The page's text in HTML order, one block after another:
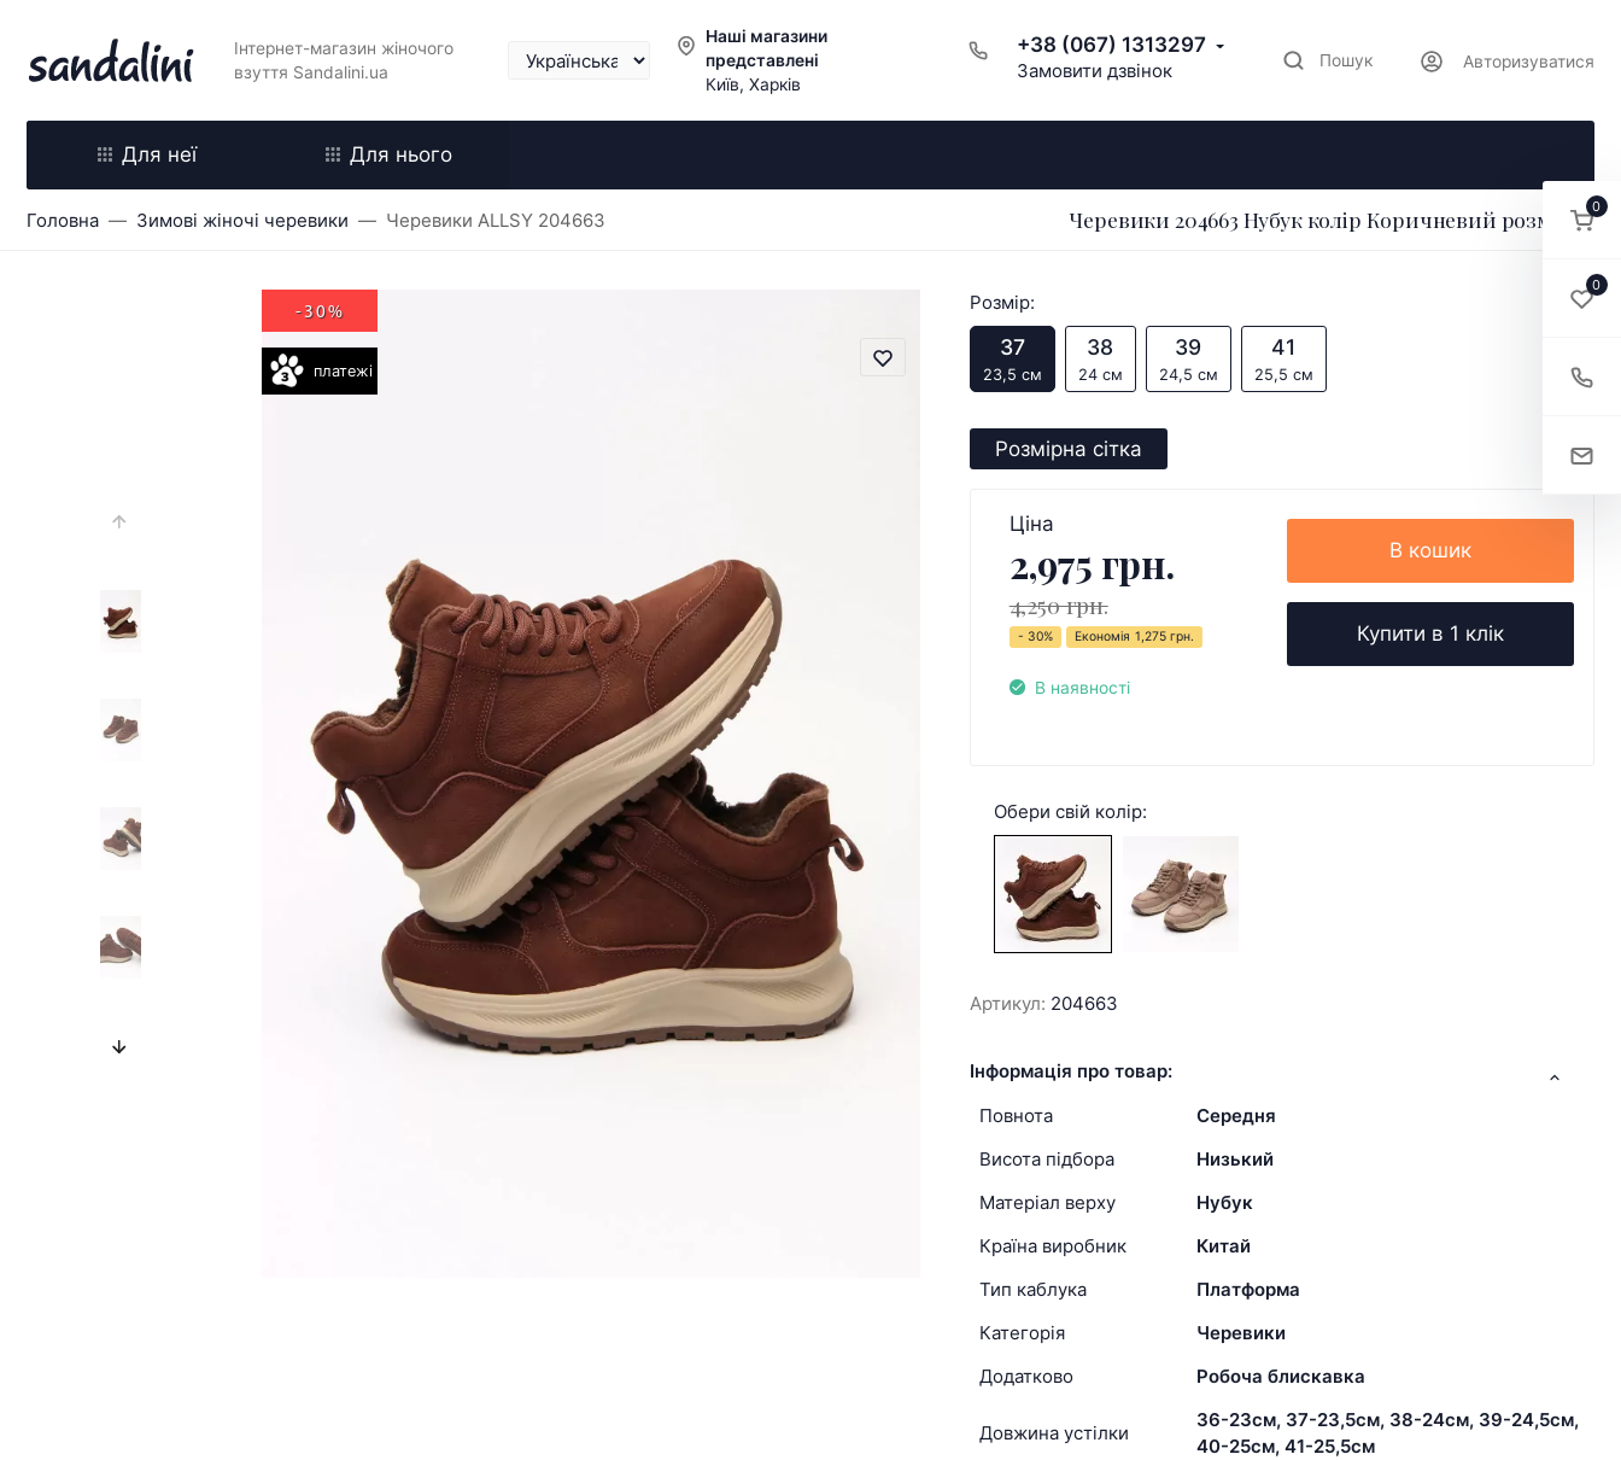
Інтернет-магазин жіночого
взуття Sandalini.ua
Наші магазини
представлені
Київ, Харків
+38 (067) 1313297
Замовити дзвінок Пошук Авторизуватися
Для неї Для нього
Головна Зимові жіночі черевики Черевики ALLSY 204663 Черевики 204663 Нубук колір Коричневий розмір 37
платежі
-30% Розмір:
37
23,5 см
38
24 см
39
24,5 см
41
25,5 см
Розмірна сітка
Ціна
2,975 грн.
4,250 грн.
- 30% Економія 1,275 грн.
В наявності
В кошик
Купити в 1 клік
Обери свій колір:
Артикул: 204663
Інформація про товар:
Повнота
Середня
Висота підбора
Низький
Матеріал верху
Нубук
Країна виробник
Китай
Тип каблука
Платформа
Категорія
Черевики
Додатково
Робоча блискавка
Довжина устілки
36-23см, 37-23,5см, 38-24см, 39-24,5см,
40-25см, 41-25,5см
0
0